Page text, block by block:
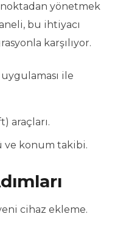
yönetmek
bu ihtiyacı
karşılıyor.
ile
araçları.
ve konum takibi.
cihaz ekleme.